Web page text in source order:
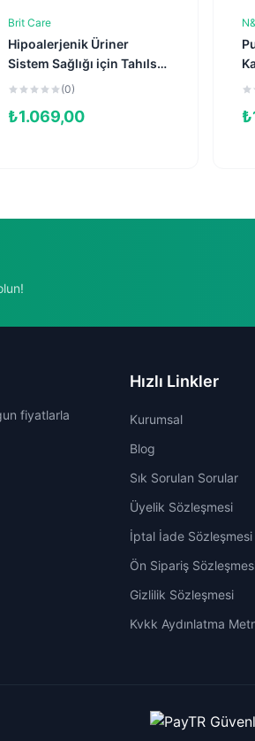
Brit Care
Hipoalerjenik Üriner
Sistem Sağlığı için Tahılsız
Kısırlaştırılmış Kedi
(0)
₺1.069,00 ₺
fiyatlarla
Hızlı Linkler
Kurumsal
Blog
Sık Sorulan Sorular
Üyelik Sözleşmesi
İptal İade Sözleşmesi
Ön Sipariş
Gizlilik Sözleşmesi
Kvkk Aydınlatma